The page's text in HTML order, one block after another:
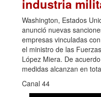
industria
Washington, Estados
anunció nuevas
empresas vinculadas
el ministro de las
López Miera. De
medidas alcanzan en
Canal 44